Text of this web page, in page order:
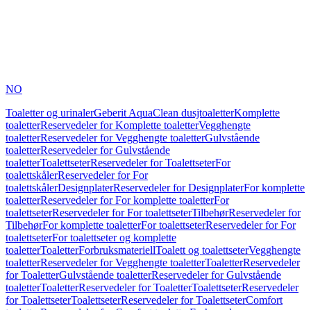
NO
Toaletter og urinalerGeberit AquaClean dusjtoaletterKomplette
toaletterReservedeler for Komplette toaletterVegghengte
toaletterReservedeler for Vegghengte toaletterGulvstående
toaletterReservedeler for Gulvstående
toaletterToalettseterReservedeler for ToalettseterFor
toalettskålerReservedeler for For
toalettskålerDesignplaterReservedeler for DesignplaterFor komplette
toaletterReservedeler for For komplette toaletterFor
toalettseterReservedeler for For toalettseterTilbehørReservedeler for
TilbehørFor komplette toaletterFor toalettseterReservedeler for For
toalettseterFor toalettseter og komplette
toaletterToaletterForbruksmateriellToalett og toalettseterVegghengte
toaletterReservedeler for Vegghengte toaletterToaletterReservedeler
for ToaletterGulvstående toaletterReservedeler for Gulvstående
toaletterToaletterReservedeler for ToaletterToalettseterReservedeler
for ToalettseterToalettseterReservedeler for ToalettseterComfort